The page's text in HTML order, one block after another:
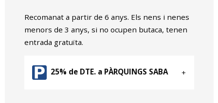
Recomanat a partir de 6 anys. Els nens i nenes
menors de 3 anys, si no ocupen butaca, tenen
entrada gratuïta.
25% de DTE. a PÀRQUINGS SABA